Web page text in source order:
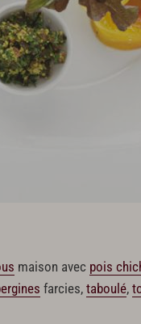
maison avec pois
farcies, taboulé,